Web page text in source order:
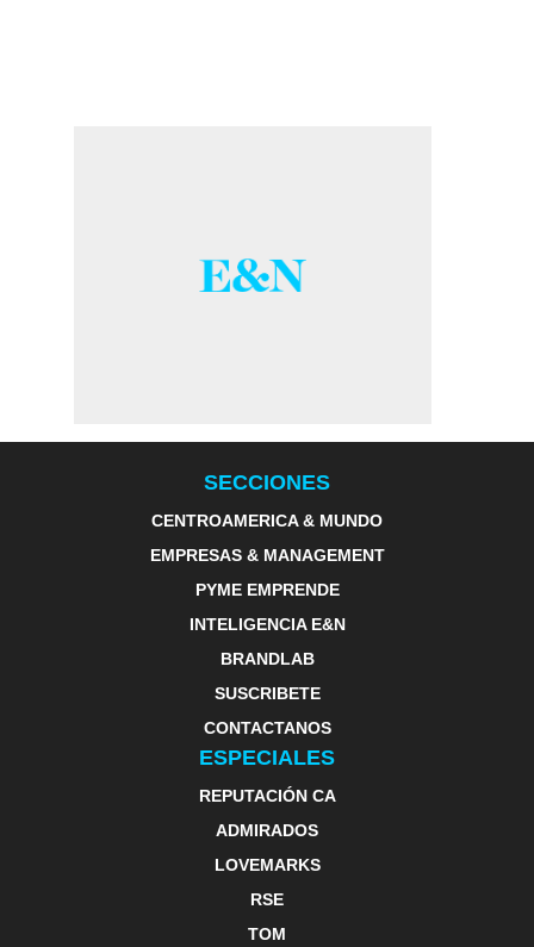
SECCIONES
CENTROAMERICA & MUNDO
EMPRESAS & MANAGEMENT
PYME EMPRENDE
INTELIGENCIA E&N
BRANDLAB
SUSCRIBETE
CONTACTANOS
ESPECIALES
REPUTACIÓN CA
ADMIRADOS
LOVEMARKS
RSE
TOM